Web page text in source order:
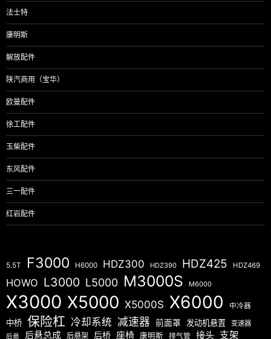
法士特
康明斯
解放配件
陕汽商用（宝华）
欧曼配件
徐工配件
玉柴配件
东风配件
三一配件
红岩配件
5.5T F3000 H6000 HDZ300 HDZ390 HDZ425 HDZ469
HOWO L3000 L5000 M3000S M6000
X3000 X5000 X5000S X6000 中冷器
中桥 保险杠 冷却系统 减速器 前面罩 发动机悬置 变速器
后悬 后悬总成 后悬架 后桥 座椅 康明斯 排气管 接头 支架